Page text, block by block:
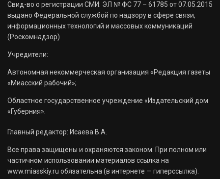
Свид-во о регистрации СМИ: ЭЛ № ФС 77 – 61785 от 07.05.2015
выдано Федеральной службой по надзору в сфере связи,
информационных технологий и массовых коммуникаций
(Роскомнадзор)
Учредители:
Автономная некоммерческая организация «Редакция газеты
«Миасский рабочий»;
Областное государственное учреждение «Издательский дом
«Губерния».
Главный редактор: Исаева В.А.
Все права защищены и охраняются законом. При полном или
частичном использовании материалов ссылка на
www.miasskiy.ru обязательна (в интернете — гиперссылка).